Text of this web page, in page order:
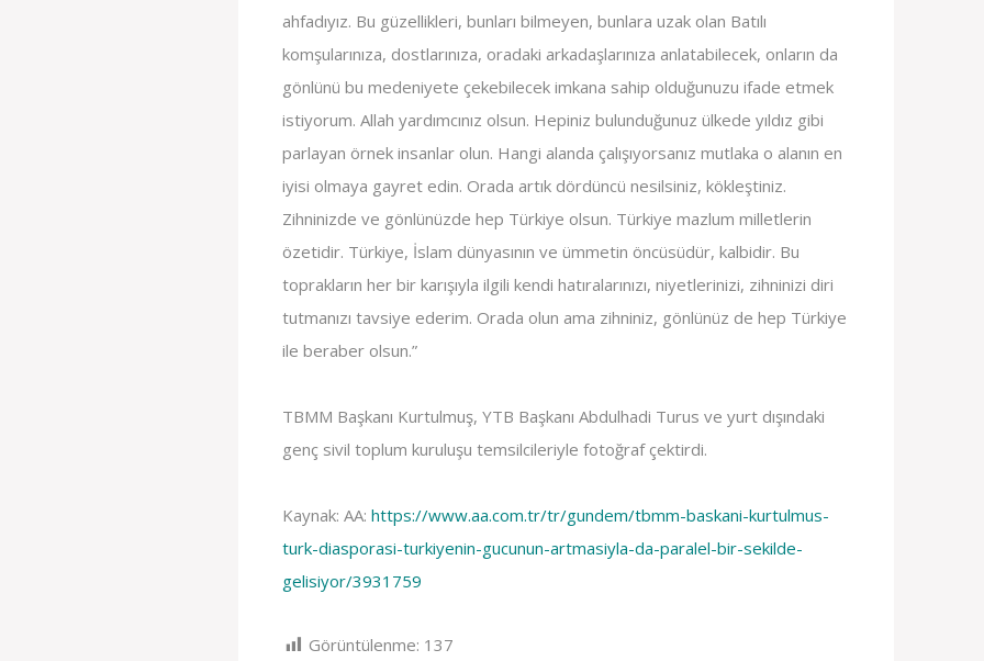
ahfadıyız. Bu güzellikleri, bunları bilmeyen, bunlara uzak olan Batılı
komşularınıza, dostlarınıza, oradaki arkadaşlarınıza anlatabilecek, onların da
gönlünü bu medeniyete çekebilecek imkana sahip olduğunuzu ifade etmek
istiyorum. Allah yardımcınız olsun. Hepiniz bulunduğunuz ülkede yıldız gibi
parlayan örnek insanlar olun. Hangi alanda çalışıyorsanız mutlaka o alanın en
iyisi olmaya gayret edin. Orada artık dördüncü nesilsiniz, kökleştiniz.
Zihninizde ve gönlünüzde hep Türkiye olsun. Türkiye mazlum milletlerin
özetidir. Türkiye, İslam dünyasının ve ümmetin öncüsüdür, kalbidir. Bu
toprakların her bir karışıyla ilgili kendi hatıralarınızı, niyetlerinizi, zihninizi diri
tutmanızı tavsiye ederim. Orada olun ama zihniniz, gönlünüz de hep Türkiye
ile beraber olsun.”
TBMM Başkanı Kurtulmuş, YTB Başkanı Abdulhadi Turus ve yurt dışındaki
genç sivil toplum kuruluşu temsilcileriyle fotoğraf çektirdi.
Kaynak: AA: https://www.aa.com.tr/tr/gundem/tbmm-baskani-kurtulmus-
turk-diasporasi-turkiyenin-gucunun-artmasiyla-da-paralel-bir-sekilde-
gelisiyor/3931759
Görüntülenme: 137